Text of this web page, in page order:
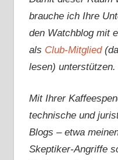
brauche ich Ihre
den Watchblog mit
als Club-Mitglied
lesen) unterstützen.
Mit Ihrer
technische und
Blogs – etwa
Skeptiker-Angriffe